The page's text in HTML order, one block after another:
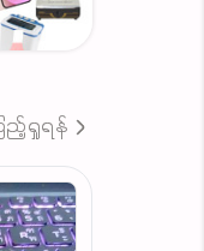
ည့်ရှုရန်